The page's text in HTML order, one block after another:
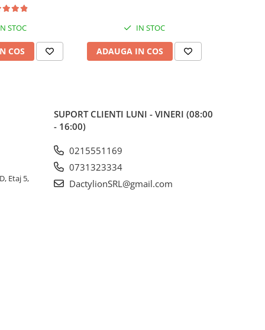
STOC
COS
IN STOC
ADAUGA IN COS
Etaj 5,
SUPORT CLIENTI LUNI - VINERI (08:00
- 16:00)
0215551169
0731323334
DactylionSRL@gmail.com